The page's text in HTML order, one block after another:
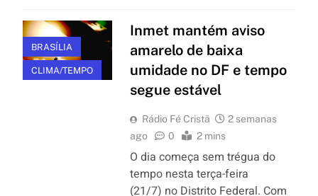
BRASÍLIA
CLIMA/TEMPO
Inmet mantém aviso
amarelo de baixa
umidade no DF e tempo
segue estável
Rádio Fé Cristã
2 semanas
ago
0 2 mins
O dia começa sem trégua do
tempo nesta terça-feira
(21/7) no Distrito Federal. Com